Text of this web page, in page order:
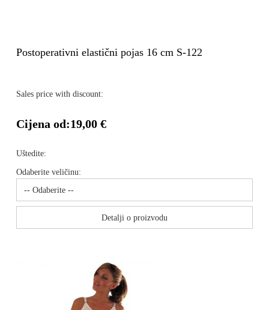
Postoperativni elastični pojas 16 cm S-122
Sales price with discount:
Cijena od:19,00 €
Uštedite:
Odaberite veličinu:
Detalji o proizvodu